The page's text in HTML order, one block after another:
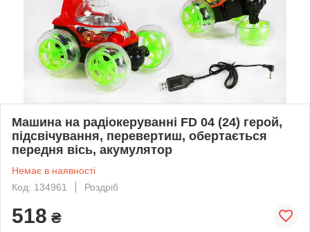
Машина на радіокеруванні FD 04 (24) герой,
підсвічування, перевертиш, обертається
передня вісь, акумулятор
Немає в наявності
Код: 134961
Роздріб
518 ₴